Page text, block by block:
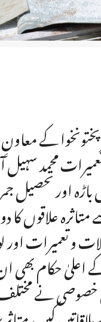
پختونخوا کے
محمد
باڑہ اور تحصیل
علاقوں کا
و تعمیرات
حکام بھی
نے مختلف